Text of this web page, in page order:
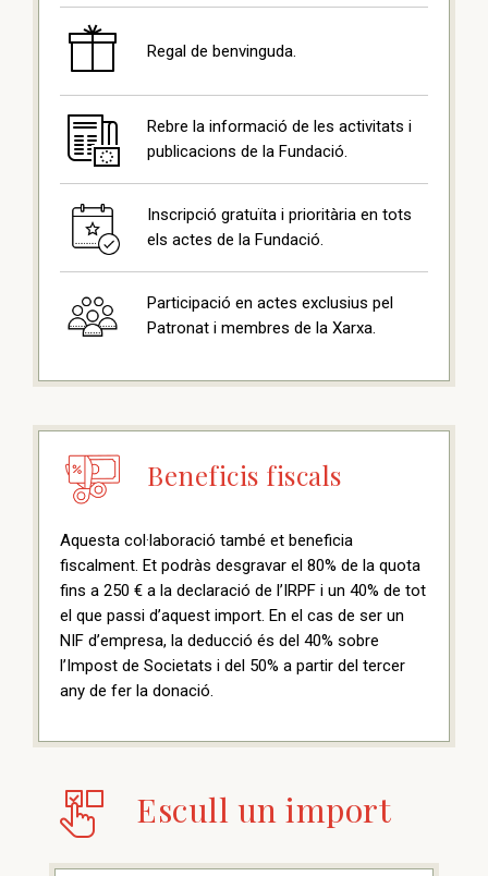
Regal de benvinguda.
Rebre la informació de les activitats i
publicacions de la Fundació.
Inscripció gratuïta i prioritària en tots
els actes de la Fundació.
Participació en actes exclusius pel
Patronat i membres de la Xarxa.
Beneficis fiscals
Aquesta col·laboració també et beneficia
fiscalment. Et podràs desgravar el 80% de la quota
fins a 250 € a la declaració de l’IRPF i un 40% de tot
el que passi d’aquest import. En el cas de ser un
NIF d’empresa, la deducció és del 40% sobre
l’Impost de Societats i del 50% a partir del tercer
any de fer la donació.
Escull un import